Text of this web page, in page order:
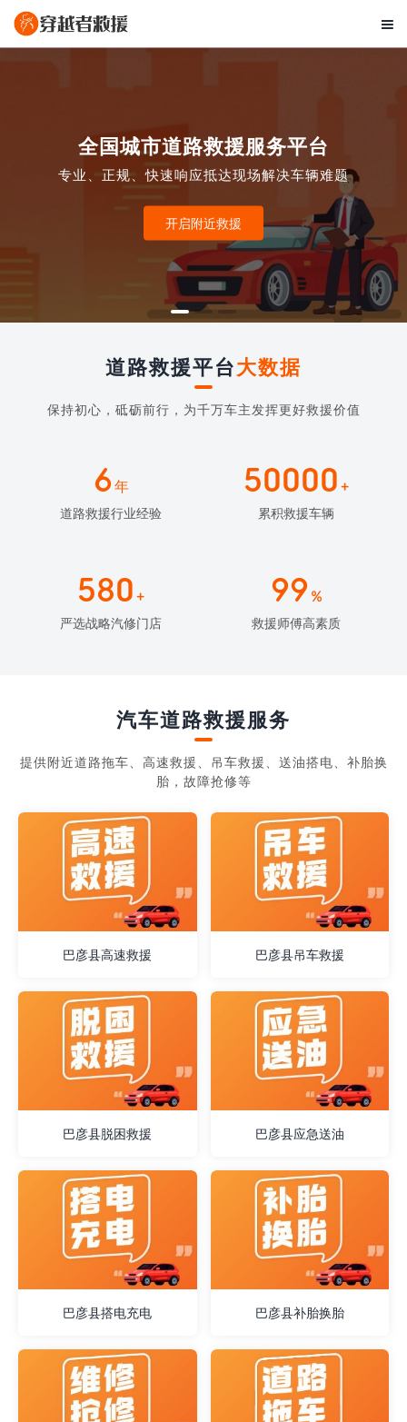

全国城市道路救援服务平台
专业、正规、快速响应抵达现场解决车辆难题
开启附近救援
道路救援平台大数据
保持初心，砥砺前行，为千万车主发挥更好救援价值
6年
道路救援行业经验
50000 +
累积救援车辆
580 +
严选战略汽修门店
99 %
救援师傅高素质
汽车道路救援服务
提供附近道路拖车、高速救援、吊车救援、送油搭电、补胎换
胎，故障抢修等
巴彦县高速救援 巴彦县吊车救援
巴彦县脱困救援 巴彦县应急送油
巴彦县搭电充电 巴彦县补胎换胎